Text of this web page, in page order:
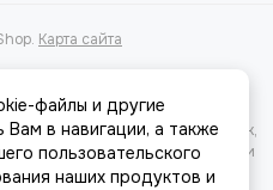
Карта сайта
касающаяся характеристик,
характер и ни при
офертой, определяемой
файлы и другие
Вам в навигации, а также
пользовательского
наших продуктов и